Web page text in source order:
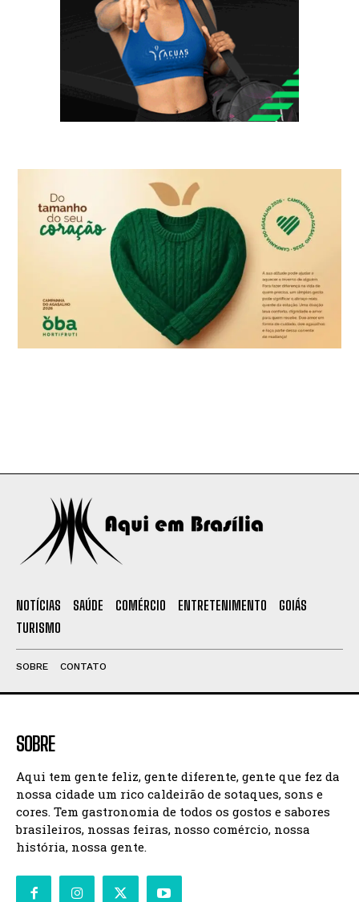
NOTÍCIAS SAÚDE COMÉRCIO ENTRETENIMENTO
GOIÁS
TURISMO
SOBRE CONTATO
SOBRE
Aqui tem gente feliz, gente diferente, gente que fez da
nossa cidade um rico caldeirão de sotaques, sons e
cores. Tem gastronomia de todos os gostos e sabores
brasileiros, nossas feiras, nosso comércio, nossa
história, nossa gente.